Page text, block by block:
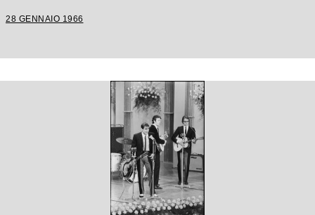
28 GENNAIO 1966